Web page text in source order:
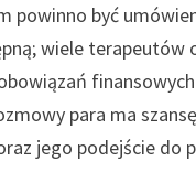
powinno być
wiele terapeutów
para ma
jego podejście do